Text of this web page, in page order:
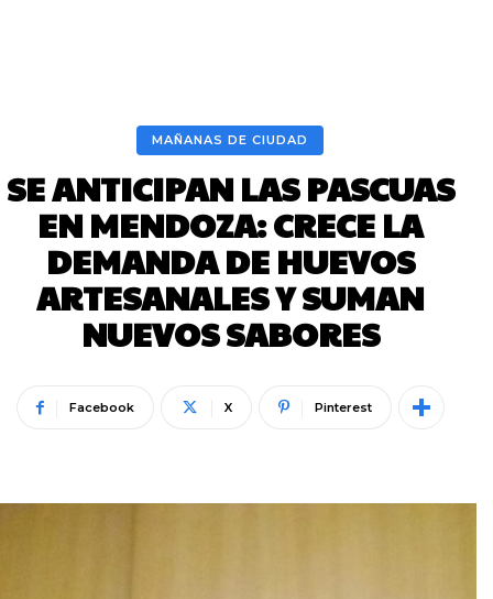
MAÑANAS DE CIUDAD
SE ANTICIPAN LAS PASCUAS
EN MENDOZA: CRECE LA
DEMANDA DE HUEVOS
ARTESANALES Y SUMAN
NUEVOS SABORES
Facebook X Pinterest